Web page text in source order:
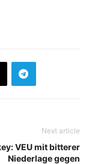
Next article
VEU mit bitterer
Niederlage gegen